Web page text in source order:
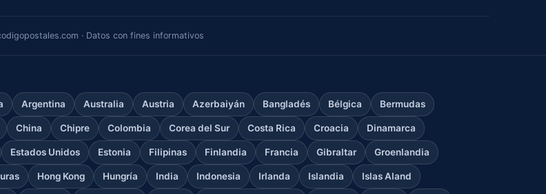
· Datos con fines informativos
Argentina Australia Austria Azerbaiyán Bangladés Bélgica Bermudas
China Chipre Colombia Corea del Sur Costa Rica Croacia Dinamarca
Estados Unidos Estonia Filipinas Finlandia Francia Gibraltar Groenlandia
Hong Kong Hungría India Indonesia Irlanda Islandia Islas Aland